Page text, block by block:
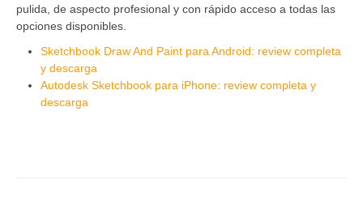
pulida, de aspecto profesional y con rápido acceso a todas las
opciones disponibles.
Sketchbook Draw And Paint para Android: review completa
y descarga
Autodesk Sketchbook para iPhone: review completa y
descarga